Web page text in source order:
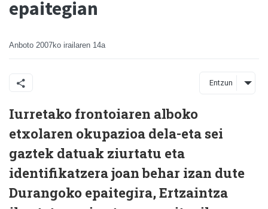
epaitegian
Anboto 2007ko irailaren 14a
Entzun
Iurretako frontoiaren alboko
etxolaren okupazioa dela-eta sei
gaztek datuak ziurtatu eta
identifikatzera joan behar izan dute
Durangoko epaitegira, Ertzaintza